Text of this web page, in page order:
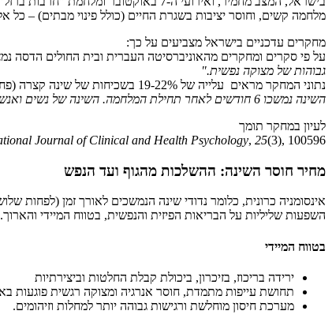
מלחמה קשים, וחוסר יציבות בשגרת החיים (כולל פינוי מבתים) – כל
מחקרים עדכניים בישראל מצביעים על כך:
על פי סקרים ומחקרים מהאוניברסיטה העברית ובית החולים הדסה
גבוהות של מצוקה נפשית."
נתוני המחקר מראים עלייה של 19-22% בשכיחות של שינה קצרה (פחות מ-6 שעות/לילה), עלייה של 16-19% בנדודי שינה קליניים, ועלייה של 4-5% בשימוש בתרופות שינה בהשוואה ללפני המלחמה
השינה נמשכו 6 חודשים לאחר תחילת המלחמה. השינה של נשים ואנשים עם חשיפה רבה יותר לטראומה נפגעה במיוחד
לעיון במחקר תומך
Journal of Clinical and Health Psychology, 25(3), 100596
מחיר חוסר השינה: ההשלכות מהגוף ועד הנפש
אינסומניה כרונית, כלומר נדודי שינה הנמשכים לאורך זמן
השפעות שליליות על הבריאות הפיזית והנפשית, בטווח המיידי והארוך.
בטווח המיידי
ירידה בריכוז, בזיכרון, ביכולת קבלת החלטות וביצירתיות
תחושת עייפות מתמדת, חוסר אנרגיה ומצוקה רגשית פוגעות
מערכת חיסון מוחלשת ורגישות גבוהה יותר למחלות וזיהומים.